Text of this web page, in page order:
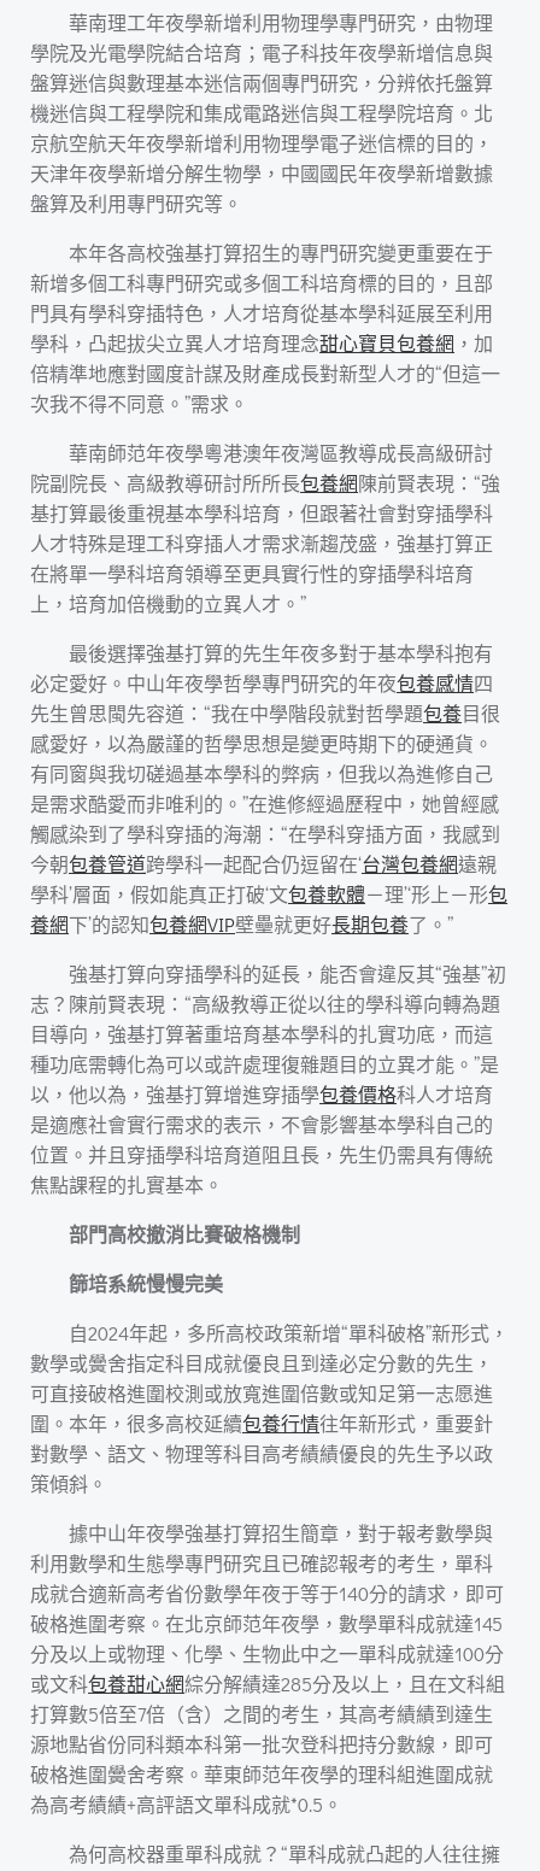
華南理工年夜學新增利用物理學專門研究，由物理
學院及光電學院結合培育；電子科技年夜學新增信息與
盤算迷信與數理基本迷信兩個專門研究，分辨依托盤算
機迷信與工程學院和集成電路迷信與工程學院培育。北
京航空航天年夜學新增利用物理學電子迷信標的目的，
天津年夜學新增分解生物學，中國國民年夜學新增數據
盤算及利用專門研究等。
本年各高校強基打算招生的專門研究變更重要在于
新增多個工科專門研究或多個工科培育標的目的，且部
門具有學科穿插特色，人才培育從基本學科延展至利用
學科，凸起拔尖立異人才培育理念甜心寶貝包養網 ，加
倍精準地應對國度計謀及財產成長對新型人才的“但這一
次我不得不同意。”需求。
華南師范年夜學粵港澳年夜灣區教導成長高級研討
院副院長、高級教導研討所所長包養網陳前賢表現：“強
基打算最後重視基本學科培育，但跟著社會對穿插學科
人才特殊是理工科穿插人才需求漸趨茂盛，強基打算正
在將單一學科培育領導至更具實行性的穿插學科培育
上，培育加倍機動的立異人才。”
最後選擇強基打算的先生年夜多對于基本學科抱有
必定愛好。中山年夜學哲學專門研究的年夜包養感情四
先生曾思閩先容道：“我在中學階段就對哲學題包養目很
感愛好，以為嚴謹的哲學思想是變更時期下的硬通貨。
有同窗與我切磋過基本學科的弊病，但我以為進修自己
是需求酷愛而非唯利的。”在進修經過歷程中，她曾經感
觸感染到了學科穿插的海潮：“在學科穿插方面，我感到
今朝包養管道跨學科一起配合仍逗留在‘台灣包養網遠親
學科’層面，假如能真正打破‘文包養軟體－理’‘形上－形包
養網下’的認知包養網VIP壁壘就更好長期包養了。”
強基打算向穿插學科的延長，能否會違反其“強基”初
志？陳前賢表現：“高級教導正從以往的學科導向轉為題
目導向，強基打算著重培育基本學科的扎實功底，而這
種功底需轉化為可以或許處理復雜題目的立異才能。”是
以，他以為，強基打算增進穿插學包養價格科人才培育
是適應社會實行需求的表示，不會影響基本學科自己的
位置。并且穿插學科培育道阻且長，先生仍需具有傳統
焦點課程的扎實基本。
部門高校撤消比賽破格機制
篩培系統慢慢完美
自2024年起，多所高校政策新增“單科破格”新形式，
數學或黌舍指定科目成就優良且到達必定分數的先生，
可直接破格進圍校測或放寬進圍倍數或知足第一志愿進
圍。本年，很多高校延續包養行情往年新形式，重要針
對數學、語文、物理等科目高考績績優良的先生予以政
策傾斜。
據中山年夜學強基打算招生簡章，對于報考數學與
利用數學和生態學專門研究且已確認報考的考生，單科
成就合適新高考省份數學年夜于等于140分的請求，即可
破格進圍考察。在北京師范年夜學，數學單科成就達145
分及以上或物理、化學、生物此中之一單科成就達100分
或文科包養甜心網綜分解績達285分及以上，且在文科組
打算數5倍至7倍（含）之間的考生，其高考績績到達生
源地點省份同科類本科第一批次登科把持分數線，即可
破格進圍黌舍考察。華東師范年夜學的理科組進圍成就
為高考績績+高評語文單科成就*0.5。
為何高校器重單科成就？“單科成就凸起的人往往擁